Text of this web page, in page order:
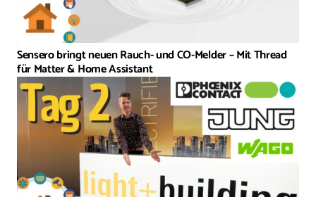
Sensero bringt neuen Rauch- und CO-Melder – Mit Thread
für Matter & Home Assistant